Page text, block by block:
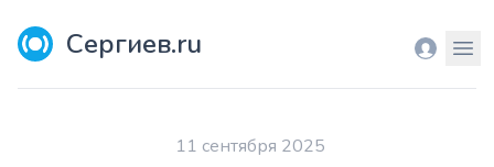
Сергиев.ru Вход
11 сентября 2025